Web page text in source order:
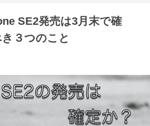
SE2発売は3月末で確
３つのこと